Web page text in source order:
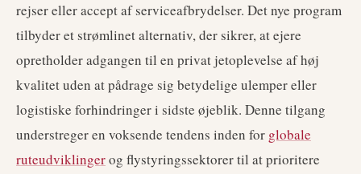
rejser eller accept af serviceafbrydelser. Det nye program
tilbyder et strømlinet alternativ, der sikrer, at ejere
opretholder adgangen til en privat jetoplevelse af høj
kvalitet uden at pådrage sig betydelige ulemper eller
logistiske forhindringer i sidste øjeblik. Denne tilgang
understreger en voksende tendens inden for globale
ruteudviklingerog flystyringssektorer til at prioritere